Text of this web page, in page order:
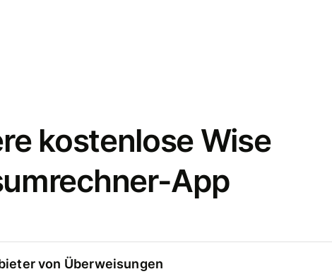
kostenlose Wise
App
von Überweisungen